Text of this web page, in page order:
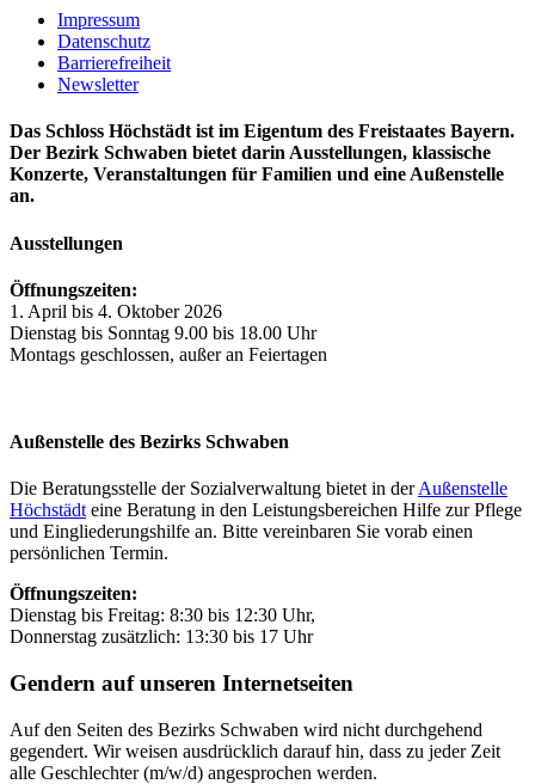
Impressum
Datenschutz
Barrierefreiheit
Newsletter
Das Schloss Höchstädt ist im Eigentum des Freistaates Bayern.
Der Bezirk Schwaben bietet darin Ausstellungen, klassische
Konzerte, Veranstaltungen für Familien und eine Außenstelle
an.
Ausstellungen
Öffnungszeiten:
1. April bis 4. Oktober 2026
Dienstag bis Sonntag 9.00 bis 18.00 Uhr
Montags geschlossen, außer an Feiertagen
Außenstelle des Bezirks Schwaben
Die Beratungsstelle der Sozialverwaltung bietet in derAußenstelle
Höchstädt eine Beratung in den Leistungsbereichen Hilfe zur Pflege
und Eingliederungshilfe an. Bitte vereinbaren Sie vorab einen
persönlichen Termin.
Öffnungszeiten:
Dienstag bis Freitag: 8:30 bis 12:30 Uhr,
Donnerstag zusätzlich: 13:30 bis 17 Uhr
Gendern auf unseren Internetseiten
Auf den Seiten des Bezirks Schwaben wird nicht durchgehend
gegendert. Wir weisen ausdrücklich darauf hin, dass zu jeder Zeit
alle Geschlechter (m/w/d) angesprochen werden.